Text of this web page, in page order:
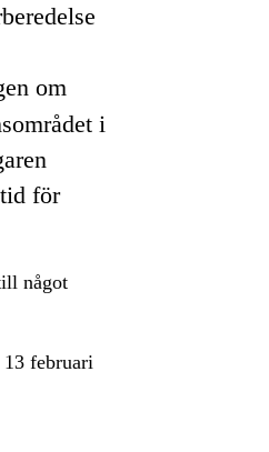
om
i
för
något
februari